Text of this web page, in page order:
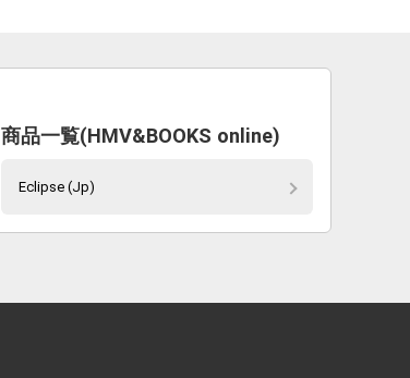
商品一覧(HMV&BOOKS online)
Eclipse (Jp)